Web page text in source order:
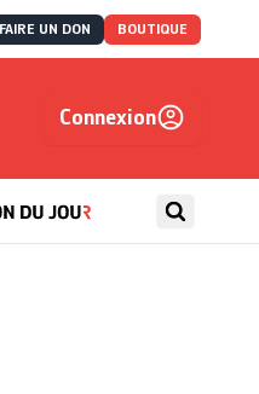
FAIRE UN DON BOUTIQUE
Connexion